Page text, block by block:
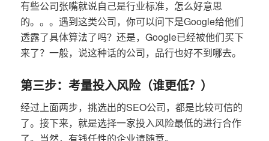
有些公司张嘴就说自己是行业标准，怎么好意思
的。。。遇到这类公司，你可以问下是Google给他们
透露了具体算法了吗？还是，Google已经被他们买下
来了？一般，说这种话的公司，品行也好不到哪去。
第三步：考量投入风险（谁更低？）
经过上面两步，挑选出的SEO公司，都是比较可信的
了。接下来，就是选择一家投入风险最低的进行合作